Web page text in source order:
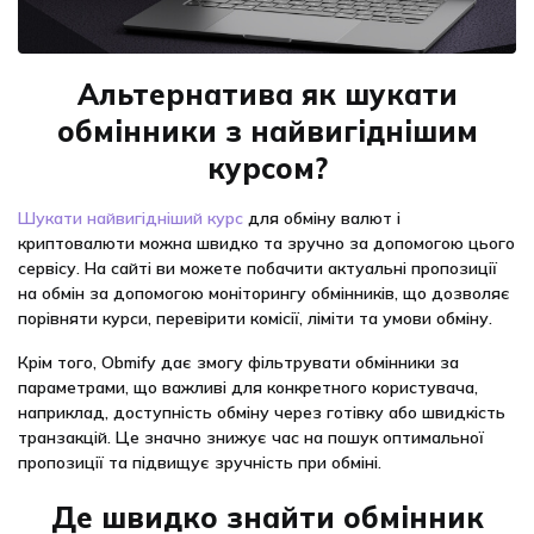
Альтернатива як шукати
обмінники з найвигіднішим
курсом?
Шукати найвигідніший курс для обміну валют і
криптовалюти можна швидко та зручно за допомогою цього
сервісу. На сайті ви можете побачити актуальні пропозиції
на обмін за допомогою моніторингу обмінників, що дозволяє
порівняти курси, перевірити комісії, ліміти та умови обміну.
Крім того, Obmify дає змогу фільтрувати обмінники за
параметрами, що важливі для конкретного користувача,
наприклад, доступність обміну через готівку або швидкість
транзакцій. Це значно знижує час на пошук оптимальної
пропозиції та підвищує зручність при обміні.
Де швидко знайти обмінник